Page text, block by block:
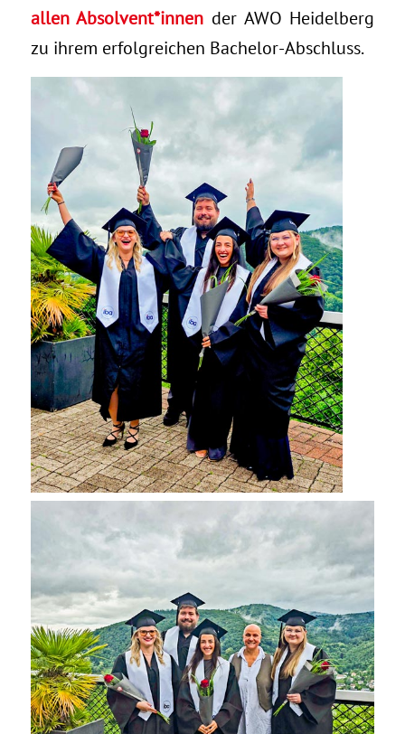
allen Absolvent*innen der AWO Heidelberg
zu ihrem erfolgreichen Bachelor-Abschluss.